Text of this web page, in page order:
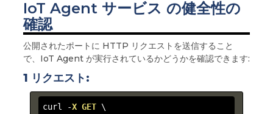
IoT Agent サービス の健全性の
確認
公開されたポートに HTTP リクエストを送信すること
で、IoT Agent が実行されているかどうかを確認できます:
1 リクエスト:
curl -X GET \